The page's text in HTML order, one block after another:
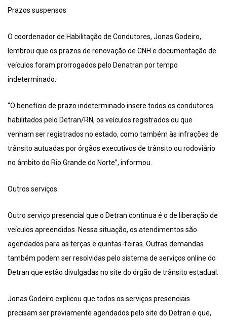
Prazos suspensos
O coordenador de Habilitação de Condutores, Jonas Godeiro,
lembrou que os prazos de renovação de CNH e documentação de
veículos foram prorrogados pelo Denatran por tempo
indeterminado.
“O benefício de prazo indeterminado insere todos os condutores
habilitados pelo Detran/RN, os veículos registrados ou que
venham ser registrados no estado, como também às infrações de
trânsito autuadas por órgãos executivos de trânsito ou rodoviário
no âmbito do Rio Grande do Norte”, informou.
Outros serviços
Outro serviço presencial que o Detran continua é o de liberação de
veículos apreendidos. Nessa situação, os atendimentos são
agendados para as terças e quintas-feiras. Outras demandas
também podem ser resolvidas pelo sistema de serviços online do
Detran que estão divulgadas no site do órgão de trânsito estadual.
Jonas Godeiro explicou que todos os serviços presenciais
precisam ser previamente agendados pelo site do Detran e que,